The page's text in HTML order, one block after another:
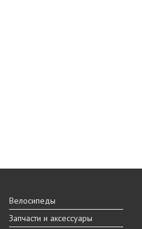
Велосипеды
Запчасти и аксессуары